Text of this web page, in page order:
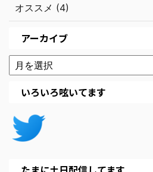
オススメ (4)
アーカイブ
いろいろ呟いてます